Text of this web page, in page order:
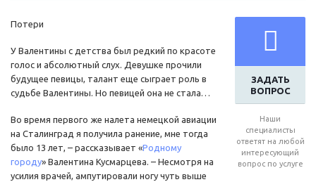
ЗАДАТЬ
ВОПРОС
Наши
специалисты
ответят на любой
интересующий
вопрос по услуге
Потери
У Валентины с детства был редкий по красоте
голос и абсолютный слух. Девушке прочили
будущее певицы, талант еще сыграет роль в
судьбе Валентины. Но певицей она не стала…
Во время первого же налета немецкой авиации
на Сталинград я получила ранение, мне тогда
было 13 лет, – рассказывает «Родному
городу» Валентина Кусмарцева. – Несмотря на
усилия врачей, ампутировали ногу чуть выше